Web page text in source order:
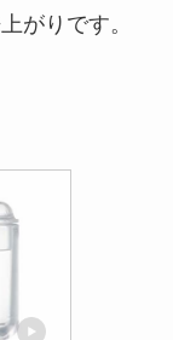
がりです。